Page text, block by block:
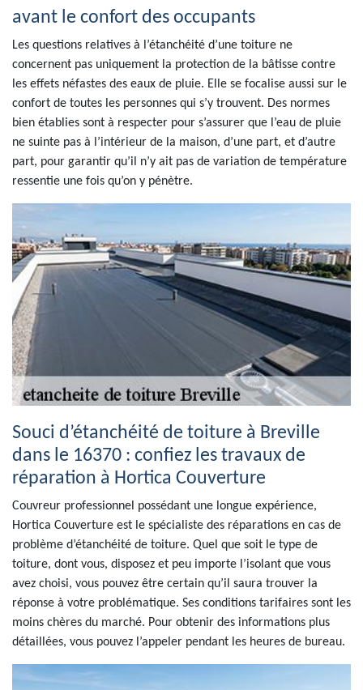
avant le confort des occupants
Les questions relatives à l’étanchéité d’une toiture ne
concernent pas uniquement la protection de la bâtisse contre
les effets néfastes des eaux de pluie. Elle se focalise aussi sur le
confort de toutes les personnes qui s’y trouvent. Des normes
bien établies sont à respecter pour s’assurer que l’eau de pluie
ne suinte pas à l’intérieur de la maison, d’une part, et d’autre
part, pour garantir qu’il n’y ait pas de variation de température
ressentie une fois qu’on y pénètre.
Souci d’étanchéité de toiture à Breville
dans le 16370 : confiez les travaux de
réparation à Hortica Couverture
Couvreur professionnel possédant une longue expérience,
Hortica Couverture est le spécialiste des réparations en cas de
problème d’étanchéité de toiture. Quel que soit le type de
toiture, dont vous, disposez et peu importe l’isolant que vous
avez choisi, vous pouvez être certain qu’il saura trouver la
réponse à votre problématique. Ses conditions tarifaires sont les
moins chères du marché. Pour obtenir des informations plus
détaillées, vous pouvez l’appeler pendant les heures de bureau.